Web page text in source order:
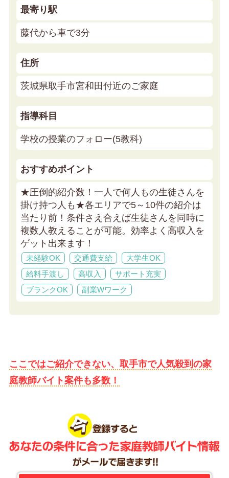
最寄り駅
藤代から車で3分
住所
茨城県取手市宮和田付近のご家庭
指導科目
学校の授業のフォロー(5教科)
おすすめポイント
★圧倒的紹介数！一人で何人もの生徒さんを
掛け持つ人も★各エリアで5～10件の紹介は
当たり前！条件さえ合えば生徒さんを同時に
複数人教えることが可能。効率よく高収入を
ゲット出来ます！
未経験OK 交通費支給
大学生OK
給料手渡し
高収入
サポート充実
ブランクOK
副業Wワーク
ここではご紹介できない、取手市で人気殺到の家
庭教師バイト案件も多数！